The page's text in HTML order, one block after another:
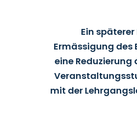
Ein
Ermässigung des
eine Reduzierung
mit der